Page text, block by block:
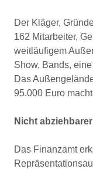
Der Kläger,
162 Mitarbeiter,
weitläufigem
Show, Bands,
Das
95.000 Euro
Nicht
Das Finanzamt